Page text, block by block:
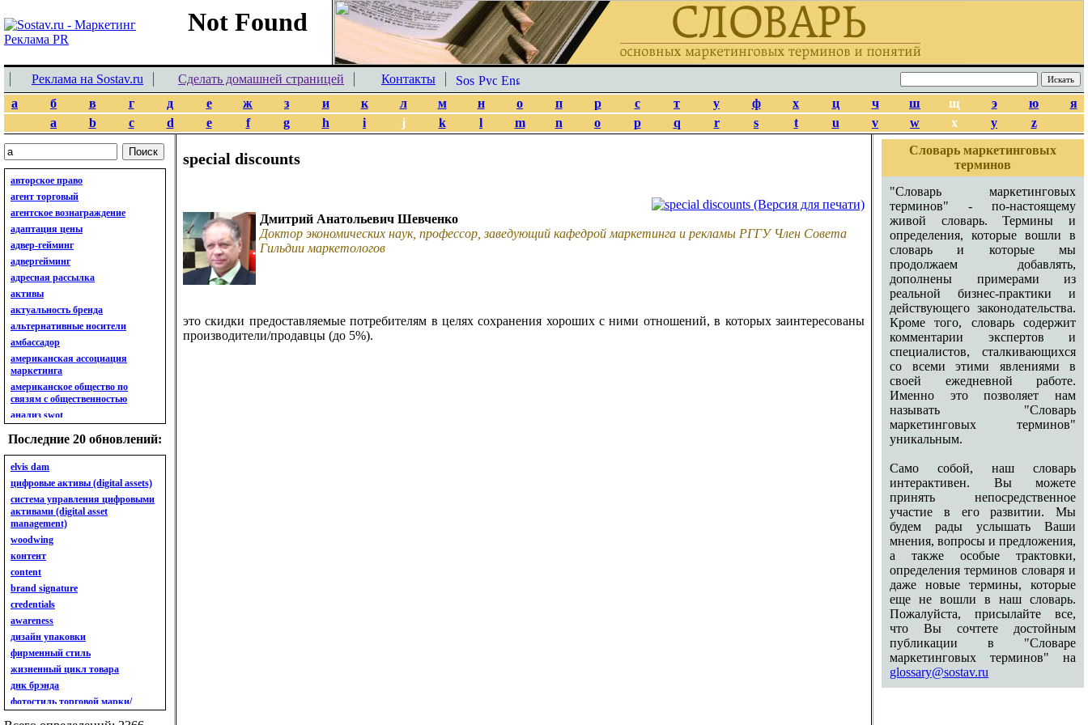
Реклама на Sostav.ru Сделать домашней страницей
Контакты
а
б в г д е ж з и к л м н о п р с т у ф х ц ч ш щ э ю
я
a
b c d e f g h i j k l m n o p q r s t u v w x y z
авторское право
агент торговый
агентское вознаграждение
адаптация цены
адвер-гейминг
адвергейминг
адресная рассылка
активы
актуальность бренда
альтернативные носители
амбассадор
американская ассоциация
маркетинга
американское общество по
связям с общественностью
анализ swot
анализ бизнес-портфеля
анализ имиджа
анализ кластерный
анализ конкурентов
анализ кросс-культурных
особенностей
анализ мак кинси «7s»
анализ макросистемы
анализ маркетинговый
анализ рынка
анализ ситуационный
анализ экспертный
индивидуальный
анкета
ассортимент
ассортимент товарный.
планирование товарного
ассортимента
ассортимент. глубина
Последние 20 обновлений:
elvis dam
цифровые активы (digital assets)
система управления цифровыми
активами (digital asset
management)
woodwing
контент
content
brand signature
credentials
awareness
дизайн упаковки
фирменный стиль
жизненный цикл товара
днк брэнда
фотостиль торговой марки/
линейки продукции
special discounts
Дмитрий Анатольевич Шевченко
Доктор экономических наук, профессор, заведующий кафедрой маркетинга и рекламы РГГУ Член Совета
Гильдии маркетологов
это скидки предоставляемые потребителям в целях сохранения хороших с ними отношений, в которых заинтересованы
производители/продавцы (до 5%).
Словарь маркетинговых
терминов
"Словарь маркетинговых
терминов" - по-настоящему
живой словарь. Термины и
определения, которые вошли в
словарь и которые мы
продолжаем добавлять,
дополнены примерами из
реальной бизнес-практики и
действующего законодательства.
Кроме того, словарь содержит
комментарии экспертов и
специалистов, сталкивающихся
со всеми этими явлениями в
своей ежедневной работе.
Именно это позволяет нам
называть "Словарь
маркетинговых терминов"
уникальным.
Само собой, наш словарь
интерактивен. Вы можете
принять непосредственное
участие в его развитии. Мы
будем рады услышать Ваши
мнения, вопросы и предложения,
а также особые трактовки,
определения терминов словаря и
даже новые термины, которые
еще не вошли в наш словарь.
Пожалуйста, присылайте все,
что Вы сочтете достойным
публикации в "Словаре
маркетинговых терминов" на
glossary@sostav.ru